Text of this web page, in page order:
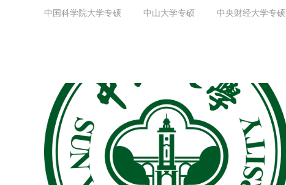
中国科学院大学专硕
中山大学专硕 中央财经大学专硕